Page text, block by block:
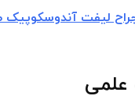
لیفت